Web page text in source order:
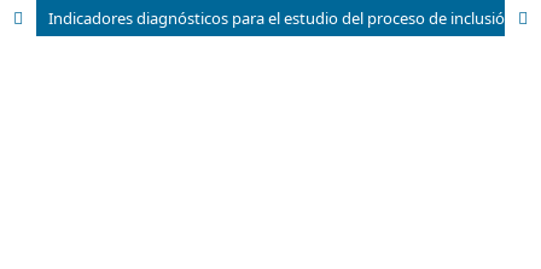
Indicadores diagnósticos para el estudio del proceso de inclusión- exclusión educativa en la escuela cubana